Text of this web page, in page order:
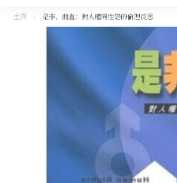
主頁 /
是非、曲直：對人權同性戀的倫理反思